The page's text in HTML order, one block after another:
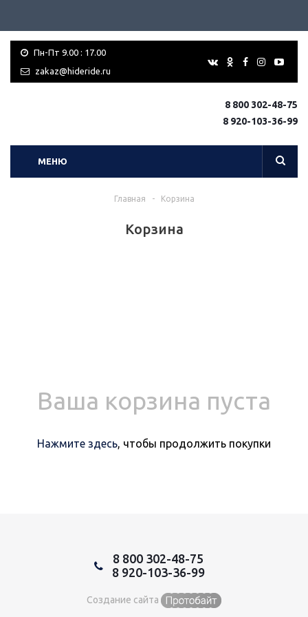
Пн-Пт 9.00 : 17.00
zakaz@hideride.ru
8 800 302-48-75
8 920-103-36-99
МЕНЮ
Главная - Корзина
Корзина
Ваша корзина пуста
Нажмите здесь, чтобы продолжить покупки
8 800 302-48-75
8 920-103-36-99
Создание сайта